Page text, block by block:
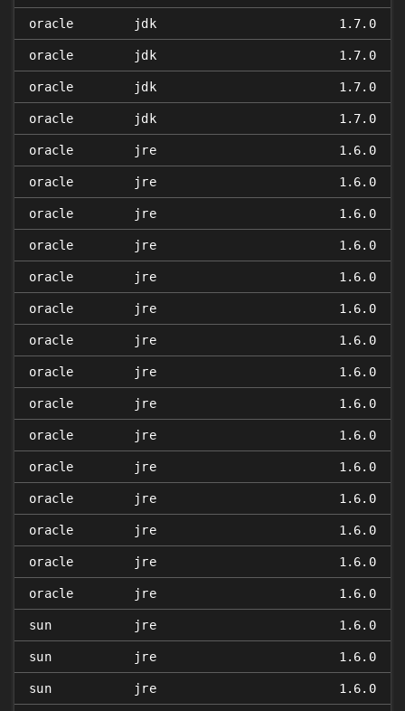
oracle jdk 1.7.0
oracle jdk 1.7.0
oracle jdk 1.7.0
oracle jdk 1.7.0
oracle jre 1.6.0
oracle jre 1.6.0
oracle jre 1.6.0
oracle jre 1.6.0
oracle jre 1.6.0
oracle jre 1.6.0
oracle jre 1.6.0
oracle jre 1.6.0
oracle jre 1.6.0
oracle jre 1.6.0
oracle jre 1.6.0
oracle jre 1.6.0
oracle jre 1.6.0
oracle jre 1.6.0
oracle jre 1.6.0
sun jre 1.6.0
sun jre 1.6.0
sun jre 1.6.0